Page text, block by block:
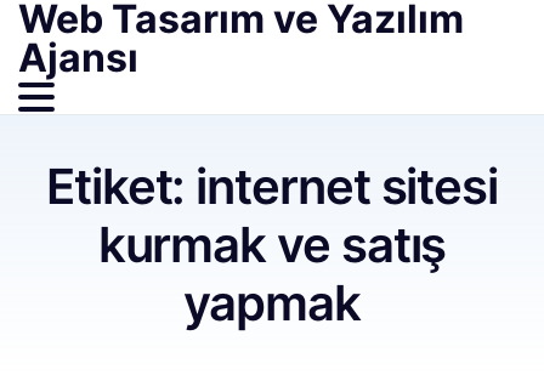
Web Tasarım ve Yazılım
Ajansı
Etiket: internet sitesi
kurmak ve satış
yapmak